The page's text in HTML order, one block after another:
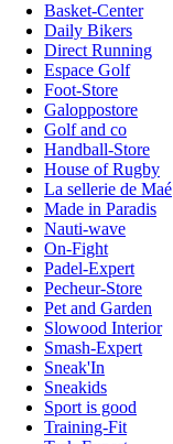
Basket-Center
Daily Bikers
Direct Running
Espace Golf
Foot-Store
Galoppostore
Golf and co
Handball-Store
House of Rugby
La sellerie de Maé
Made in Paradis
Nauti-wave
On-Fight
Padel-Expert
Pecheur-Store
Pet and Garden
Slowood Interior
Smash-Expert
Sneak'In
Sneakids
Sport is good
Training-Fit